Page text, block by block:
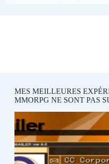
MES MEILLEURES
MMORPG NE SONT PAS